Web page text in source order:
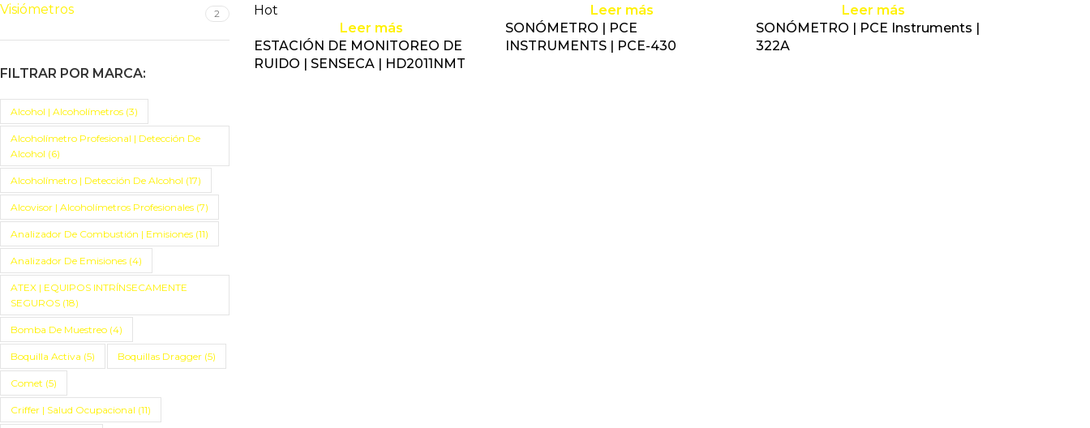
Visiómetros 2
FILTRAR POR MARCA:
Alcohol | Alcoholímetros (3)
Alcoholímetro Profesional | Detección De
Alcohol (6)
Alcoholímetro | Detección De Alcohol (17)
Alcovisor | Alcoholímetros Profesionales (7)
Analizador De Combustión | Emisiones (11)
Analizador De Emisiones (4)
ATEX | EQUIPOS INTRÍNSECAMENTE
SEGUROS (18)
Bomba De Muestreo (4)
Boquilla Activa (5) Boquillas Dragger (5)
Comet (5)
Criffer | Salud Ocupacional (11)
Hot
Leer más
ESTACIÓN DE MONITOREO DE
RUIDO | SENSECA | HD2011NMT
Leer más
SONÓMETRO | PCE
INSTRUMENTS | PCE-430
Leer más
SONÓMETRO | PCE Instruments |
322A